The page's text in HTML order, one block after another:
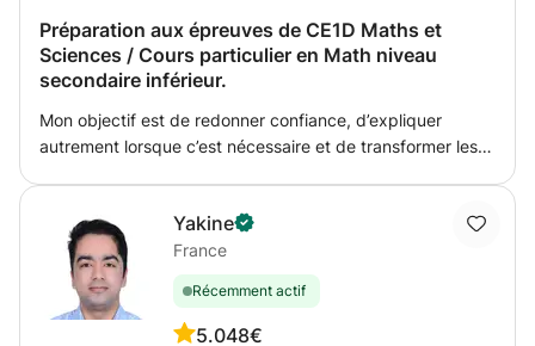
personnalisée. Des cours adaptés à vos besoins vous
permettront de progresser rapidement.
épreuves et à exceller dans son parcours académique.
Préparation aux épreuves de CE1D Maths et
Sciences / Cours particulier en Math niveau
secondaire inférieur.
Mon objectif est de redonner confiance, d’expliquer
autrement lorsque c’est nécessaire et de transformer les
premier temps, nous travaillons ensemble chaque
compétence évaluée lors de cette épreuve. Ensuite,
j’accompagne l’élève dans la mise en pratique de
l’ensemble de ces compétences afin qu’il puisse aborder
l’examen dans sa globalité avec assurance et méthode.
Yakine
France
Récemment actif
5.048€